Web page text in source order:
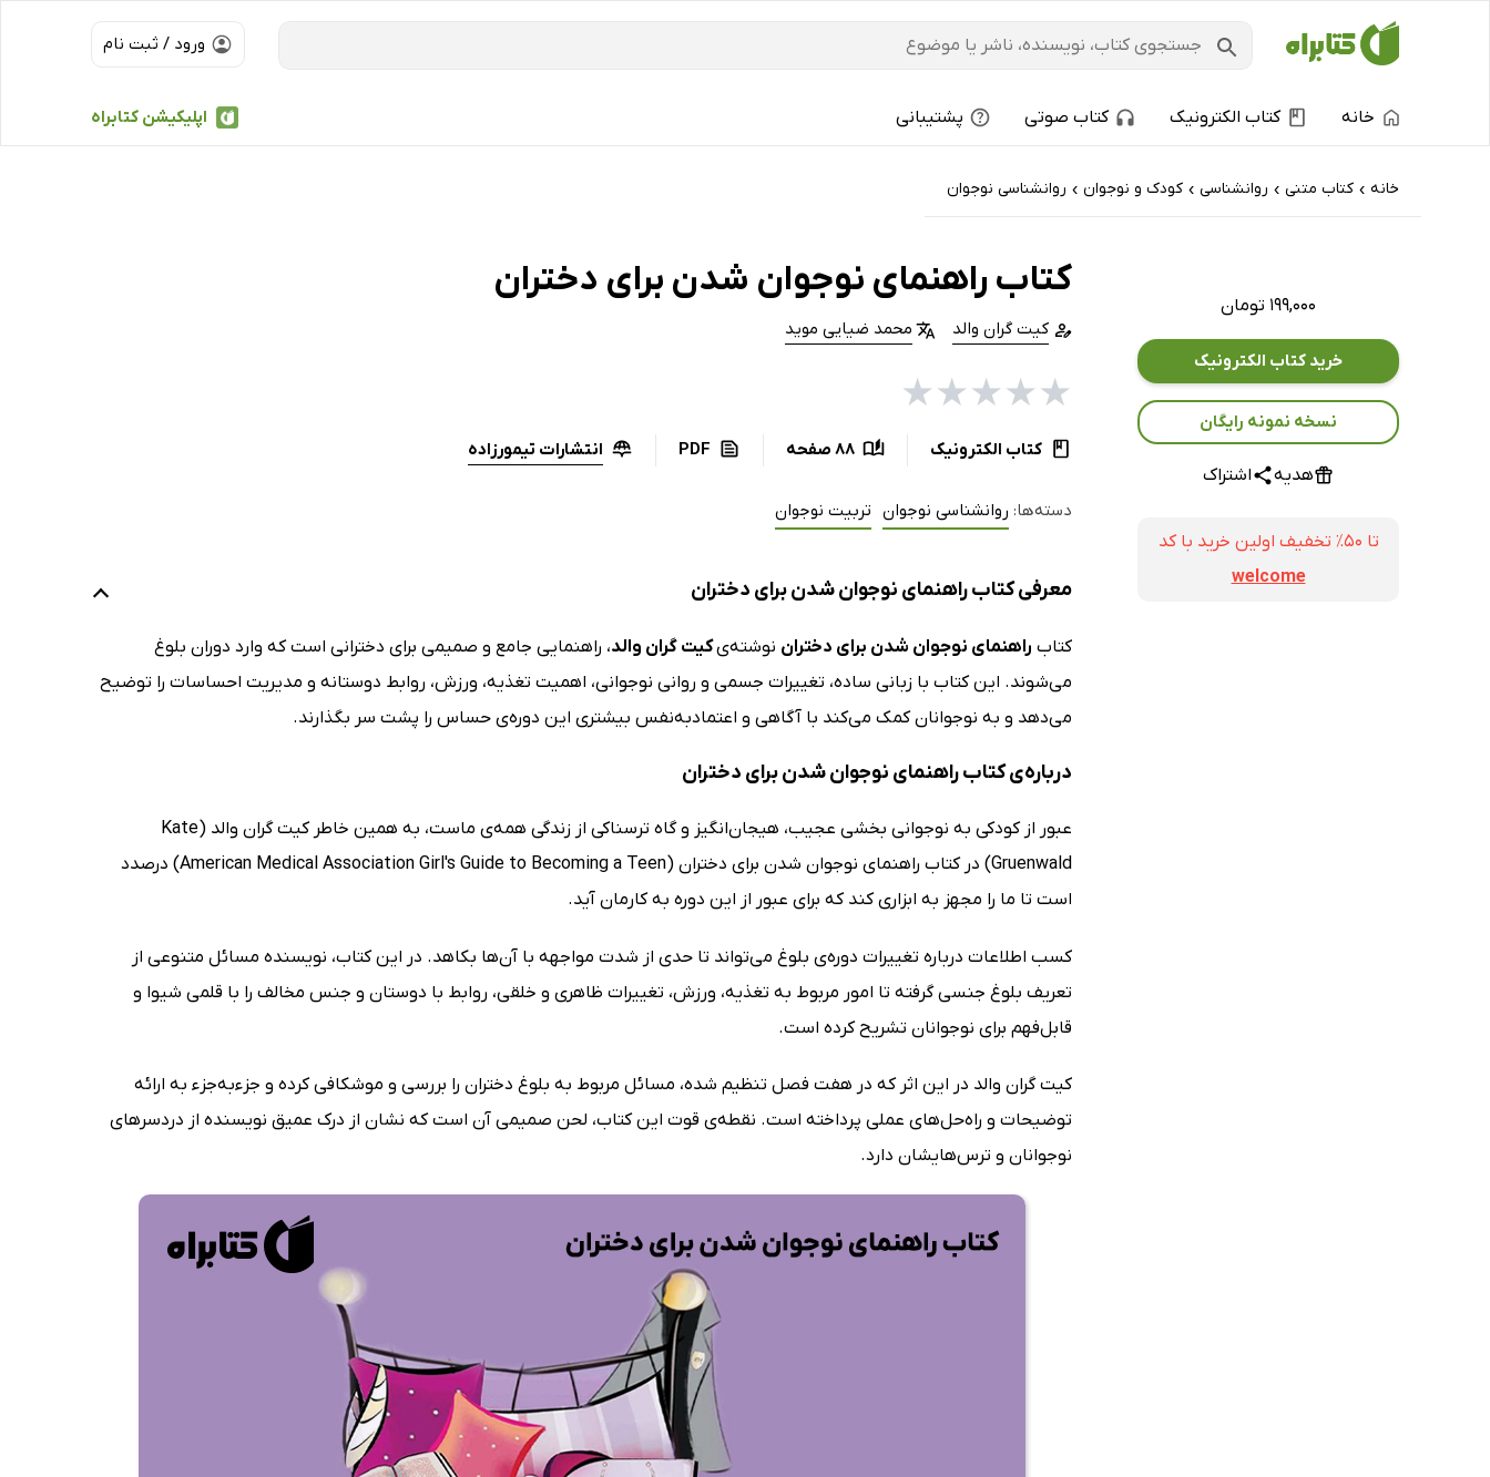
ورود / ثبت نام
اپلیکیشن کتابراه خانه کتاب الکترونیک کتاب صوتی پشتیبانی
خانه › کتاب‌ متنی › روانشناسی › کودک و نوجوان › روانشناسی نوجوان
۱۹۹,۰۰۰ تومان
خرید کتاب الکترونیک
نسخه نمونه رایگان
هدیه اشتراک
تا ۵۰٪ تخفیف اولین خرید با کد
welcome
کتاب راهنمای نوجوان شدن برای دختران
کیت گران والد محمد ضیایی موید
★
★
★
★
★
کتاب الکترونیک 88 صفحه PDF انتشارات تیمورزاده
دسته‌ها: روانشناسی نوجوان تربیت نوجوان
معرفی کتاب راهنمای نوجوان شدن برای دختران
کتاب راهنمای نوجوان شدن برای دختران نوشته‌یکیت گران والد، راهنمایی جامع و صمیمی برای دخترانی است که وارد دوران بلوغ
می‌شوند. این کتاب با زبانی ساده، تغییرات جسمی و روانی نوجوانی، اهمیت تغذیه، ورزش، روابط دوستانه و مدیریت احساسات را توضیح
می‌دهد و به نوجوانان کمک می‌کند با آگاهی و اعتمادبه‌نفس بیشتری این دوره‌ی حساس را پشت سر بگذارند.
درباره‌ی کتاب راهنمای نوجوان شدن برای دختران
عبور از کودکی به نوجوانی بخشی عجیب، هیجان‌انگیز و گاه ترسناکی از زندگی همه‌ی ماست، به همین خاطر کیت گران والد (Kate
Gruenwald) در کتاب راهنمای نوجوان شدن برای دختران (American Medical Association Girl's Guide to Becoming a Teen) درصدد
است تا ما را مجهز به ابزاری کند که برای عبور از این دوره به کارمان آید.
کسب اطلاعات درباره تغییرات دوره‌ی بلوغ می‌تواند تا حدی از شدت مواجهه با آن‌ها بکاهد. در این کتاب، نویسنده مسائل متنوعی از
تعریف بلوغ جنسی گرفته تا امور مربوط به تغذیه، ورزش، تغییرات ظاهری و خلقی، روابط با دوستان و جنس مخالف را با قلمی شیوا و
قابل‌فهم برای نوجوانان تشریح کرده است.
کیت گران والد در این اثر که در هفت فصل تنظیم شده، مسائل مربوط به بلوغ دختران را بررسی و موشکافی کرده و جزءبه‌جزء به ارائه
توضیحات و راه‌حل‌های عملی پرداخته است. نقطه‌ی قوت این کتاب، لحن صمیمی آن است که نشان از درک عمیق نویسنده از دردسرهای
نوجوانان و ترس‌هایشان دارد.